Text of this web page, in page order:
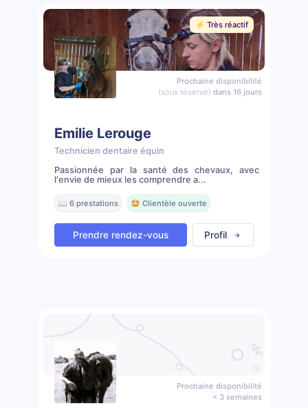
⚡️ Très réactif
Prochaine disponibilité
(sous réserve) dans 16 jours
Emilie Lerouge
Technicien dentaire équin
Passionnée par la santé des chevaux, avec
l'envie de mieux les comprendre a...
📖 6 prestations 🤩 Clientèle ouverte
Prendre rendez-vous Profil
Prochaine disponibilité
< 3 semaines